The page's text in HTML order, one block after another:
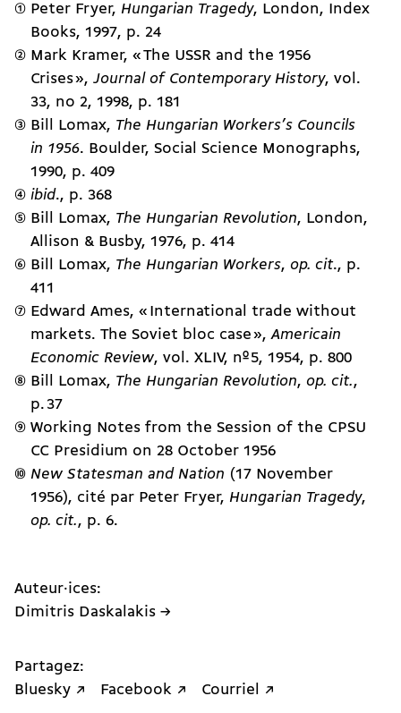
Peter Fryer, Hungarian Tragedy, London, Index
Books, 1997, p. 24
Mark Kramer, « The USSR and the 1956
Crises », Journal of Contemporary History, vol.
33, no 2, 1998, p. 181
Bill Lomax, The Hungarian Workers’s Councils
in 1956. Boulder, Social Science Monographs,
1990, p. 409
ibid., p. 368
Bill Lomax, The Hungarian Revolution, London,
Allison & Busby, 1976, p. 414
Bill Lomax, The Hungarian Workers, op. cit., p.
411
Edward Ames, « International trade without
markets. The Soviet bloc case »,Americain
Economic Review, vol. XLIV, nº 5, 1954, p. 800
Bill Lomax, The Hungarian Revolution, op. cit.,
p. 37
Working Notes from the Session of the CPSU
CC Presidium on 28 October 1956
New Statesman and Nation (17 November
1956), cité par Peter Fryer, Hungarian Tragedy,
op. cit., p. 6.
Auteur·ices:
Dimitris Daskalakis →
Partagez:
Bluesky ↗
Facebook ↗ Courriel ↗